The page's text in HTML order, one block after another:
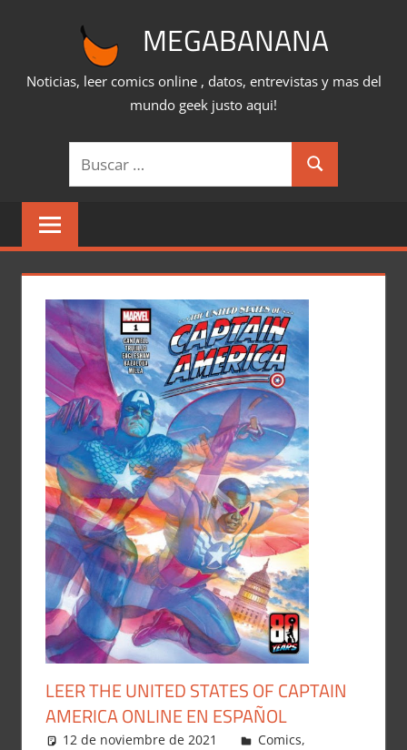
MEGABANANA
Noticias, leer comics online , datos, entrevistas y mas del
mundo geek justo aqui!
Buscar:
Buscar
LEER THE UNITED STATES OF CAPTAIN
AMERICA ONLINE EN ESPAÑOL
12 de noviembre de 2021 Carlitox Banana
Comics,